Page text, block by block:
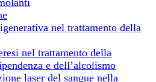
nel trattamento della
nel trattamento della
e dell’alcolismo
laser del sangue nella